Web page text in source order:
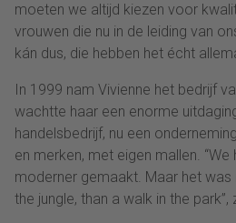
moeten we altijd kiezen voor
vrouwen die nu in de leiding van
kán dus, die hebben het écht
In 1999 nam Vivienne het bedrijf
wachtte haar een enorme
handelsbedrijf, nu een
en merken, met eigen mallen. “We
moderner gemaakt. Maar het
the jungle, than a walk in the park”,